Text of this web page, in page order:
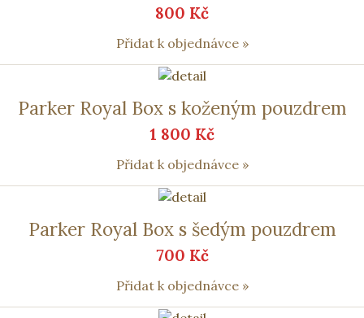
800 Kč
Přidat k objednávce »
Parker Royal Box s koženým pouzdrem
1 800 Kč
Přidat k objednávce »
Parker Royal Box s šedým pouzdrem
700 Kč
Přidat k objednávce »